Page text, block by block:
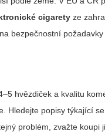
cigarety ze
bezpečnostní
hvězdiček a kvalitu
Hledejte popisy týkající
problém, zvažte koupi